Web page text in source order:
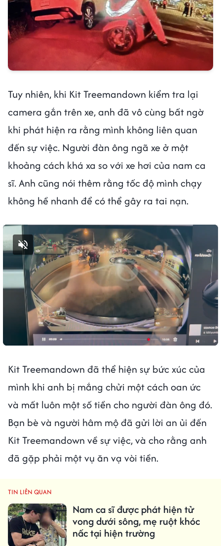
Tuy nhiên, khi Kit Treemandown kiểm tra lại
camera gắn trên xe, anh đã vô cùng bất ngờ
khi phát hiện ra rằng mình không liên quan
đến sự việc. Người đàn ông ngã xe ở một
khoảng cách khá xa so với xe hơi của nam ca
sĩ. Anh cũng nói thêm rằng tốc độ mình chạy
không hề nhanh để có thể gây ra tai nạn.
Bật tiếng
Kit Treemandown đã thể hiện sự bức xúc của
mình khi anh bị mắng chửi một cách oan ức
và mất luôn một số tiền cho người đàn ông đó.
Bạn bè và người hâm mộ đã gửi lời an ủi đến
Kit Treemandown về sự việc, và cho rằng anh
đã gặp phải một vụ ăn vạ vòi tiền.
TIN LIÊN QUAN
Nam ca sĩ được phát hiện tử
vong dưới sông, mẹ ruột khóc
nấc tại hiện trường